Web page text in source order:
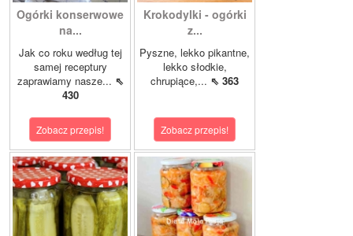
Ogórki konserwowe
na...
Jak co roku według tej
samej receptury
zaprawiamy nasze... ⇖
430
Zobacz przepis!
Krokodylki - ogórki
z...
Pyszne, lekko pikantne,
lekko słodkie,
chrupiące,... ⇖ 363
Zobacz przepis!